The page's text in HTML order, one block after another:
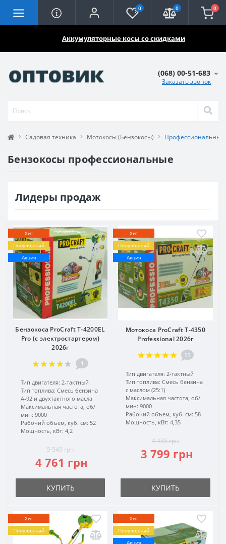
Аккумуляторные косы со скидками
0 0 0
(068) 00-51-683
Заказать звонок
Садовая техника Мотокосы (Бензокосы) Профессиональные
Бензокосы профессиональные
Лидеры продаж
Хит
Популярный
Акция
Бензокоса ProCraft T-4200EL
Pro (c электростартером)
2026г
1
Тип двигателя: 2-тактный
Тип топлива: Смесь бензина
А-92 и двухтактного масла
Максимальная частота, об/
мин: 9000
Рабочий объем, куб. см: 52
Мощность, кВт: 4,2
5 545 грн
4 761 грн
КУПИТЬ
Хит
Популярный
Акция
Мотокоса ProCraft T-4350
Professional 2026г
11
Тип двигателя: 2-тактный
Тип топлива: Смесь бензина
с маслом (25:1)
Максимальная частота, об/
мин: 9000
Рабочий объем, куб. см: 58
Мощность, кВт: 4,35
4 485 грн
3 799 грн
КУПИТЬ
Хит
Популярный
Хит
Популярный
Акция